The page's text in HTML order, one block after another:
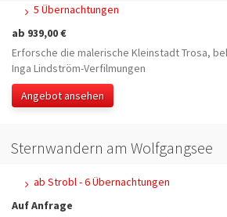
5 Übernachtungen
ab 939,00 €
Erforsche die malerische Kleinstadt Trosa,
Inga Lindström-Verfilmungen
Angebot ansehen
Sternwandern am Wolfgangsee
ab Strobl - 6 Übernachtungen
Auf Anfrage